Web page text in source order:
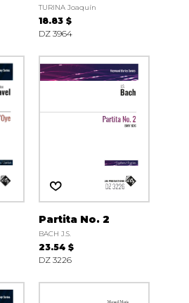
TURINA Joaquín
18.83 $
DZ 3964
Partita No. 2
BACH J.S.
23.54 $
DZ 3226